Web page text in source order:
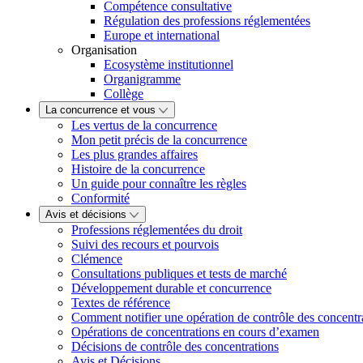
Compétence consultative
Régulation des professions réglementées
Europe et international
Organisation
Ecosystème institutionnel
Organigramme
Collège
La concurrence et vous
Les vertus de la concurrence
Mon petit précis de la concurrence
Les plus grandes affaires
Histoire de la concurrence
Un guide pour connaître les règles
Conformité
Avis et décisions
Professions réglementées du droit
Suivi des recours et pourvois
Clémence
Consultations publiques et tests de marché
Développement durable et concurrence
Textes de référence
Comment notifier une opération de contrôle des
Opérations de concentrations en cours d’examen
Décisions de contrôle des concentrations